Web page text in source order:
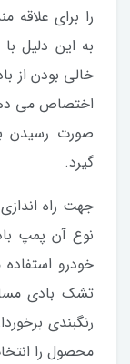
را برای علاقه
به این دلیل
خالی بودن از
اختصاص می
صورت رسیدن
گیرد.
جهت راه
نوع آن پمپ
خودرو
تشک بادی
رنگبندی
محصول را